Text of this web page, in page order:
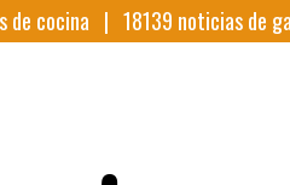
de cocina | 18139 noticias de